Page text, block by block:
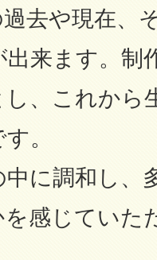
去や現在、
来ます。制
、これから
。
に調和し、
感じていた